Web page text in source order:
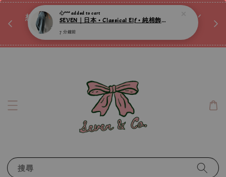
想訂製屬於自己的『水晶手鍊』嗎ꕀ♡ 私訊我們.ᐟ.ᐟ
📣Instagram 這邊按下去
搜尋
心***added to cart
SEVEN｜日本 • Classical Elf • 純棉飾緞帶褶襉牛仔寬褲 ღ
7 分鐘前